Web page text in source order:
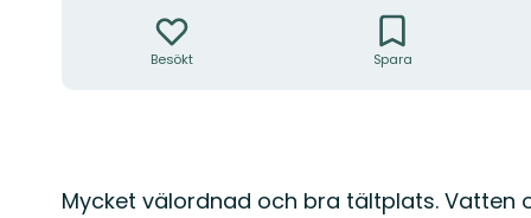
Besökt Spara
Beskrivning
Mycket välordnad och bra tältplats. Vatten